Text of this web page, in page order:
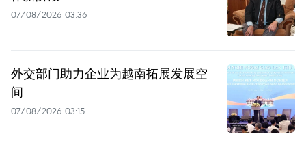
07/08/2026 03:36
外交部门助力企业为越南拓展发展空
间
07/08/2026 03:15